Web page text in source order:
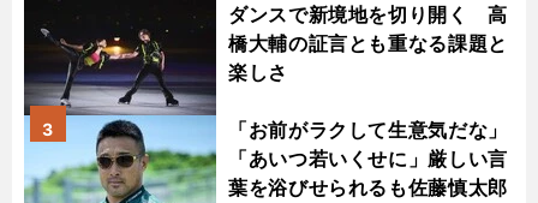
ダンスで新境地を切り開く 高
橋大輔の証言とも重なる課題と
楽しさ
「お前がラクして生意気だな」
「あいつ若いくせに」厳しい言
葉を浴びせられるも佐藤慎太郎
3